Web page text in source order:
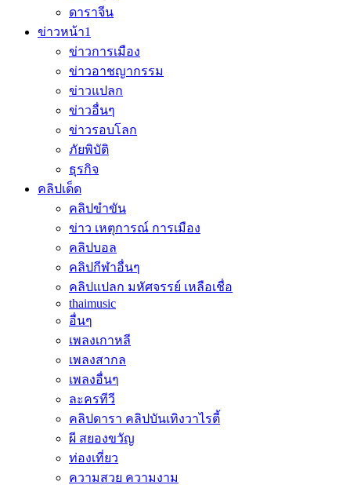
ดาราจีน
ข่าวหน้า1
ข่าวการเมือง
ข่าวอาชญากรรม
ข่าวแปลก
ข่าวอื่นๆ
ข่าวรอบโลก
ภัยพิบัติ
ธุรกิจ
คลิปเด็ด
คลิปขำขัน
ข่าว เหตุการณ์ การเมือง
คลิปบอล
คลิปกีฬาอื่นๆ
คลิปแปลก มหัศจรรย์ เหลือเชื่อ
thaimusic
อื่นๆ
เพลงเกาหลี
เพลงสากล
เพลงอื่นๆ
ละครทีวี
คลิปดารา คลิปบันเทิงวาไรตี้
ผี สยองขวัญ
ท่องเที่ยว
ความสวย ความงาม